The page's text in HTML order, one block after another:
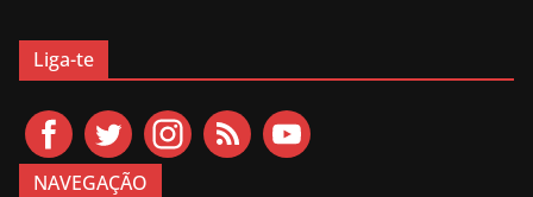
Liga-te
NAVEGAÇÃO